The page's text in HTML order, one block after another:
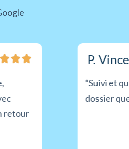
retour
P.
“Suivi et
dossier